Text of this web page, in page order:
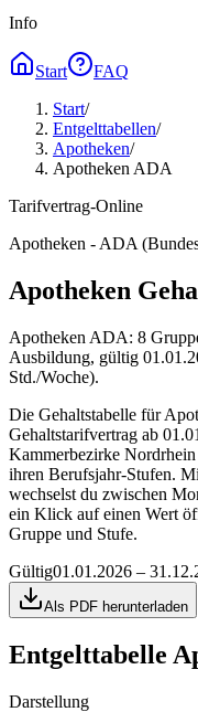
Info
Start
FAQ
Start/
Entgelttabellen/
Apotheken/
Apotheken ADA
Tarifvertrag-Online
Apotheken - ADA
Apotheken
Apotheken ADA: 8
Ausbildung, gültig
Std./Woche).
Die Gehaltstabelle für
Gehaltstarifvertrag ab
Kammerbezirke
ihren Berufsjahr-Stufen.
wechselst du zwischen
ein Klick auf einen Wert
Gruppe und Stufe.
Gültig01.01.2026 –
Als PDF herunterladen
Entgelttabelle
Darstellung